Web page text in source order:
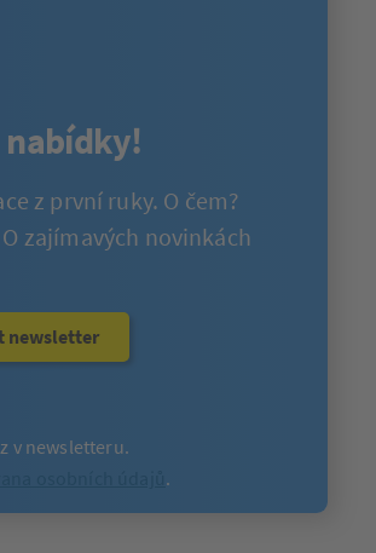
nabídky!
z první ruky. O čem?
O zajímavých novinkách
newsletter
v newsletteru.
.